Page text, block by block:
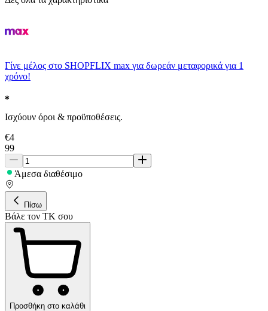
Γίνε μέλος στο SHOPFLIX max για δωρεάν μεταφορικά για 1
χρόνο!
Ισχύουν όροι & προϋποθέσεις.
€4
99
Άμεσα διαθέσιμο
Πίσω
Βάλε τον ΤΚ σου
Προσθήκη στο καλάθι